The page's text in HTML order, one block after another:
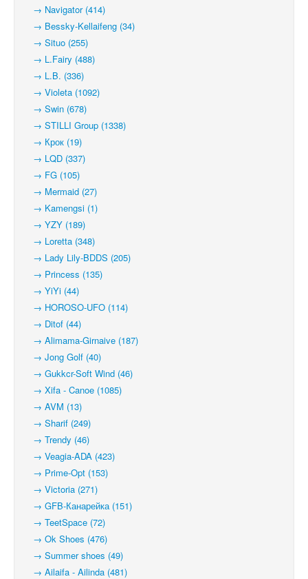
→ Navigator (414)
→ Bessky-Kellaifeng (34)
→ Situo (255)
→ L.Fairy (488)
→ L.B. (336)
→ Violeta (1092)
→ Swin (678)
→ STILLI Group (1338)
→ Крок (19)
→ LQD (337)
→ FG (105)
→ Mermaid (27)
→ Kamengsi (1)
→ YZY (189)
→ Loretta (348)
→ Lady Lily-BDDS (205)
→ Princess (135)
→ YiYi (44)
→ HOROSO-UFO (114)
→ Ditof (44)
→ Alimama-Girnaive (187)
→ Jong Golf (40)
→ Gukkcr-Soft Wind (46)
→ Xifa - Canoe (1085)
→ AVM (13)
→ Sharif (249)
→ Trendy (46)
→ Veagia-ADA (423)
→ Prime-Opt (153)
→ Victoria (271)
→ GFB-Канарейка (151)
→ TeetSpace (72)
→ Ok Shoes (476)
→ Summer shoes (49)
→ Ailaifa - Ailinda (481)